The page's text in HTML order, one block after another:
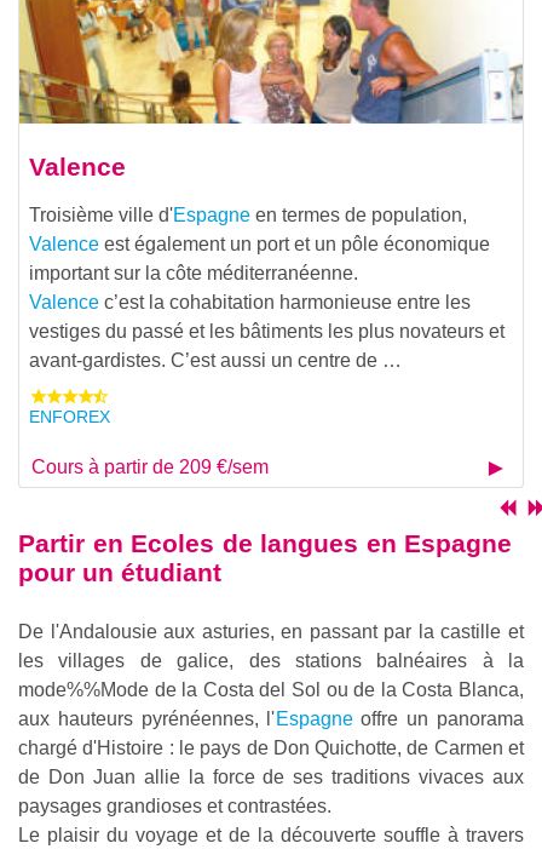
Valence
Troisième ville d'Espagne en termes de population,
Valence est également un port et un pôle économique
important sur la côte méditerranéenne.
Valence c’est la cohabitation harmonieuse entre les
vestiges du passé et les bâtiments les plus novateurs et
avant-gardistes. C’est aussi un centre de …
ENFOREX
Cours à partir de 209 €/sem
Partir en Ecoles de langues en Espagne
pour un étudiant
De l'Andalousie aux asturies, en passant par la castille et
les villages de galice, des stations balnéaires à la
mode%%Mode de la Costa del Sol ou de la Costa Blanca,
aux hauteurs pyrénéennes, l'Espagneoffre un panorama
chargé d'Histoire : le pays de Don Quichotte, de Carmen et
de Don Juan allie la force de ses traditions vivaces aux
paysages grandioses et contrastées.
Le plaisir du voyage et de la découverte souffle à travers